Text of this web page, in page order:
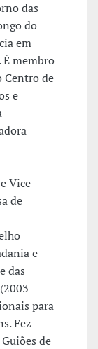
das
do
em
É membro
Centro de
e
Vice-
de
e
das
para
Fez
de